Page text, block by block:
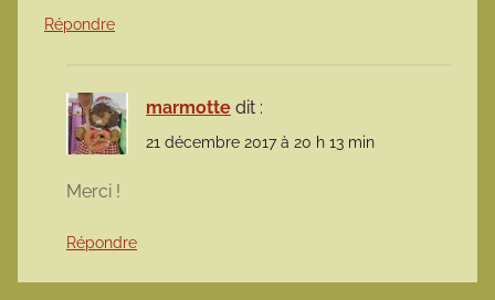
Répondre
marmotte dit :
21 décembre 2017 à 20 h 13 min
Merci !
Répondre